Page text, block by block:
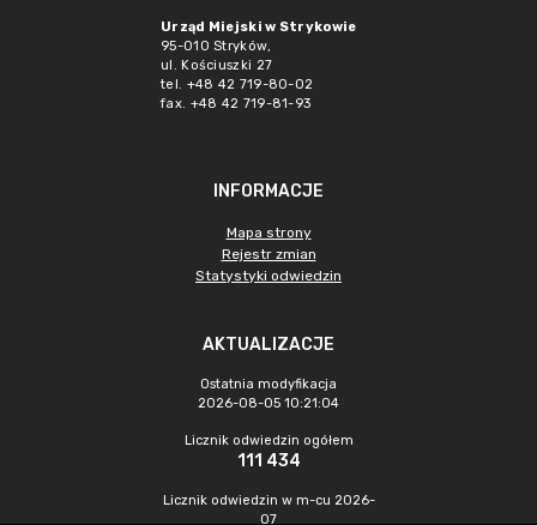
Urząd Miejski w Strykowie
95-010 Stryków,
ul. Kościuszki 27
tel. +48 42 719-80-02
fax. +48 42 719-81-93
INFORMACJE
Mapa strony
Rejestr zmian
Statystyki odwiedzin
AKTUALIZACJE
Ostatnia modyfikacja
2026-08-05 10:21:04
Licznik odwiedzin ogółem
111 434
Licznik odwiedzin w m-cu 2026-
07